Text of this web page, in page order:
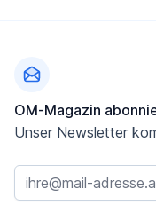
OM-Magazin
Unser Newsletter